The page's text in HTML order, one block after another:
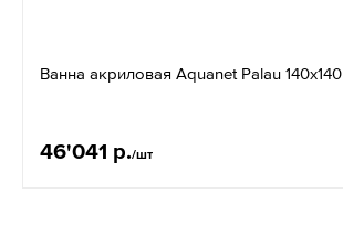
Ванна акриловая Aquanet Palau 140х140
46'041 р./шт